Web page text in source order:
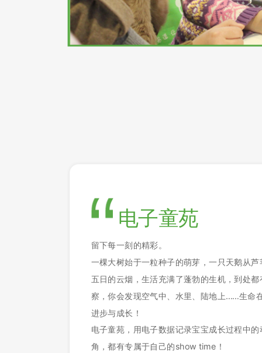
留下每一刻的精彩。
一棵大树始于一粒种子的萌芽，一只天鹅从
五日的云烟，生活充满了蓬勃的生机，到处
察，你会发现空气中、水里、陆地上……生命
进步与成长！
电子童苑，用电子数据记录宝宝成长过程中
角，都有专属于自己的show time！
电子童苑